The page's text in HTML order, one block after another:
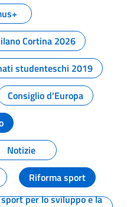
Cortina 2026
studenteschi 2019
Consiglio d'Europa
Notizie
Riforma sport
per lo sviluppo e la